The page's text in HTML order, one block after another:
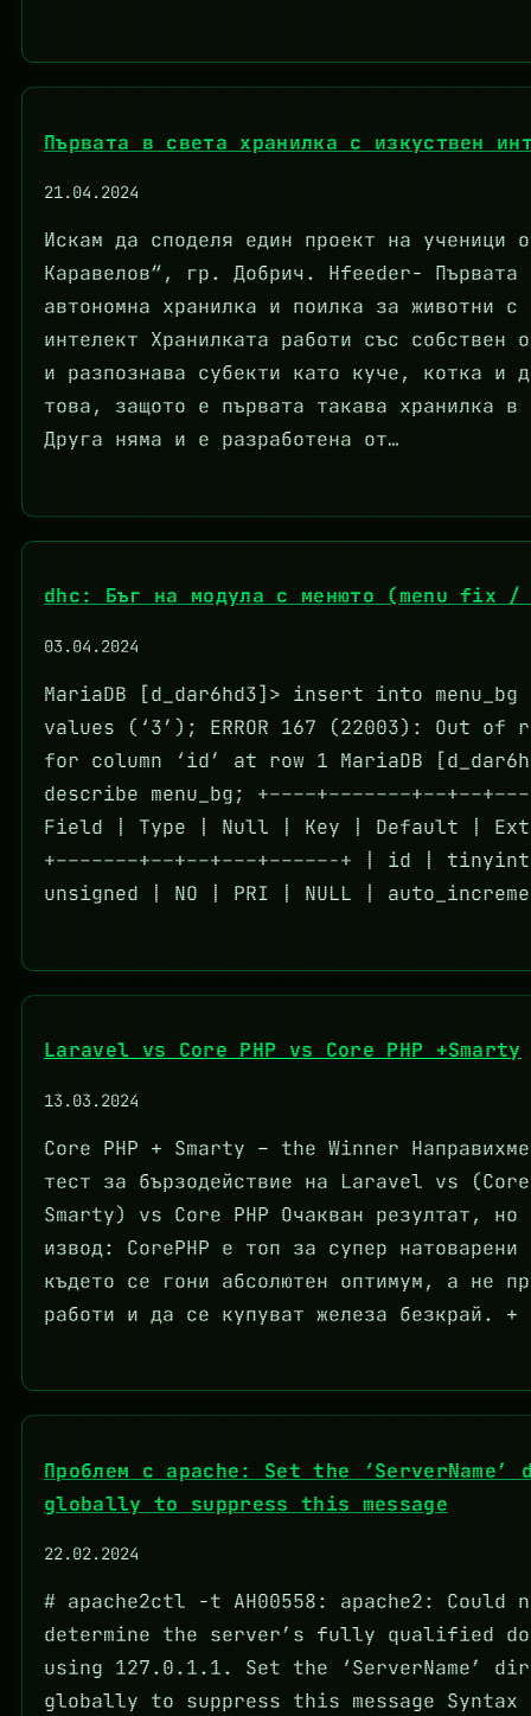
Първата в света хранилка с изкуствен
21.04.2024
Искам да споделя един проект на ученици
Каравелов“, гр. Добрич. Hfeeder- Първата
автономна хранилка и поилка за животни с
интелект Хранилката работи със собствен
и разпознава субекти като куче, котка и
това, защото е първата такава хранилка в
Друга няма и е разработена от…
dhc: Бъг на модула с менюто (menu fix /
03.04.2024
MariaDB [d_dar6hd3]> insert into
values (‘3’); ERROR 167 (22003): Out of
for column ‘id’ at row 1 MariaDB
describe menu_bg;
Field | Type | Null | Key | Default |
+–––––––+––+––+–––+–––––-+ | id |
unsigned | NO | PRI | NULL |
Laravel vs Core PHP vs Core PHP +Smarty
13.03.2024
Core PHP + Smarty – the Winner
тест за бързодействие на Laravel vs (Core
Smarty) vs Core PHP Очакван резултат, но
извод: CorePHP е топ за супер натоварени
където се гони абсолютен оптимум, а не
работи и да се купуват железа безкрай. +
Проблем с apache: Set the
globally to suppress this message
22.02.2024
# apache2ctl -t AH00558: apache2:
determine the server’s fully qualified
using 127.0.1.1. Set the ‘ServerName’
globally to suppress this message Syntax